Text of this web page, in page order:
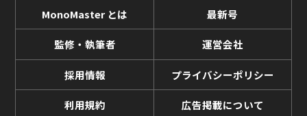
MonoMaster とは 最新号
監修・執筆者 運営会社
採用情報 プライバシーポリシー
利用規約 広告掲載について